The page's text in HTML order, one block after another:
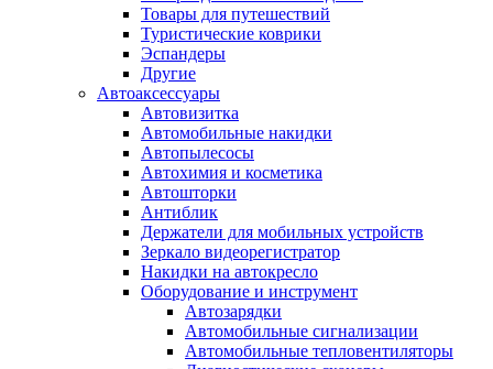
Товары для путешествий
Туристические коврики
Эспандеры
Другие
Автоаксессуары
Автовизитка
Автомобильные накидки
Автопылесосы
Автохимия и косметика
Автошторки
Антиблик
Держатели для мобильных устройств
Зеркало видеорегистратор
Накидки на автокресло
Оборудование и инструмент
Автозарядки
Автомобильные сигнализации
Автомобильные тепловентиляторы